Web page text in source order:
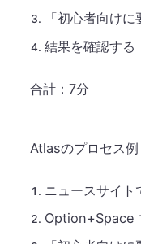
「初心者向け
結果を確認する
合計：7分
Atlasのプロセス例
ニュースサイト
Option+Space